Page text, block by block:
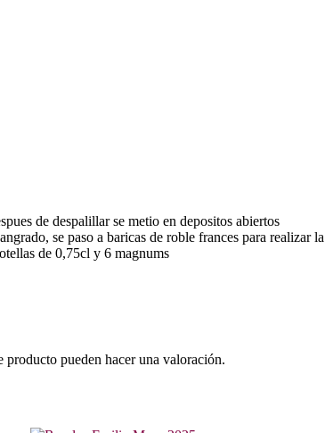
de despalillar se metio en depositos abiertos
se paso a baricas de roble frances para realizar
de 0,75cl y 6 magnums
producto pueden hacer una valoración.